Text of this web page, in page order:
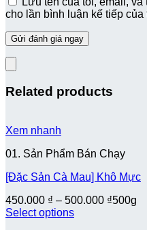
cho lần bình luận kế tiếp của
Related products
Xem nhanh
01. Sản Phẩm Bán Chạy
[Đặc Sản Cà Mau] Khô Mực
450.000 ₫ – 500.000 ₫500g
Select options